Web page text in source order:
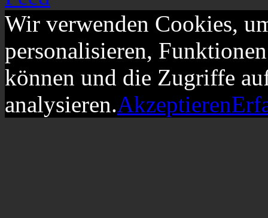
Wir verwenden Cookies,
personalisieren,
können und die Zugriffe
analysieren.Akzeptieren